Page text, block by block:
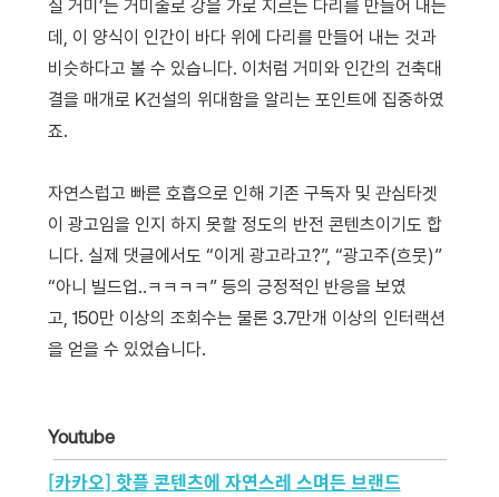
질 거미’는 거미줄로 강을 가로 지르는 다리를 만들어 내는
데, 이 양식이 인간이 바다 위에 다리를 만들어 내는 것과
비슷하다고 볼 수 있습니다. 이처럼 거미와 인간의 건축대
결을 매개로 K건설의 위대함을 알리는 포인트에 집중하였
죠.
자연스럽고 빠른 호흡으로 인해 기존 구독자 및 관심타겟
이 광고임을 인지 하지 못할 정도의 반전 콘텐츠이기도 합
니다. 실제 댓글에서도 “이게 광고라고?”, “광고주(흐뭇)”
“아니 빌드업..ㅋㅋㅋㅋ” 등의 긍정적인 반응을 보였
고, 150만 이상의 조회수는 물론 3.7만개 이상의 인터랙션
을 얻을 수 있었습니다.
Youtube
[카카오] 핫플 콘텐츠에 자연스레 스며든 브랜드